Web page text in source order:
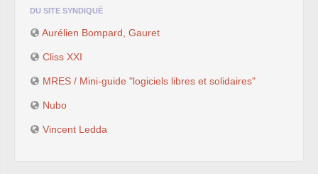
DU SITE SYNDIQUÉ
Aurélien Bompard, Gauret
Cliss XXI
MRES / Mini-guide "logiciels libres et solidaires"
Nubo
Vincent Ledda